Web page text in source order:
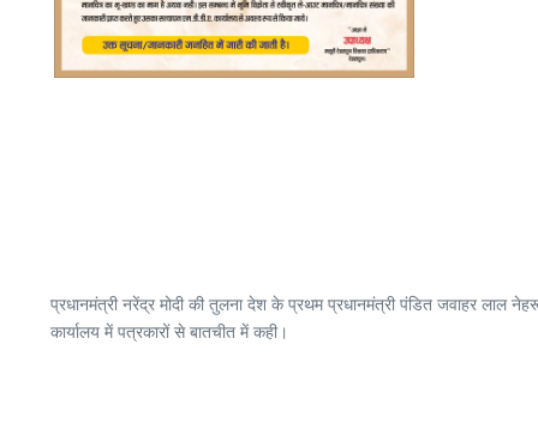
प्रधानमंत्री नरेंद्र मोदी की तुलना देश के प्रथम प्रधानमंत्री पंडित जवाहर लाल
कार्यालय में पत्रकारों से बातचीत में कही।